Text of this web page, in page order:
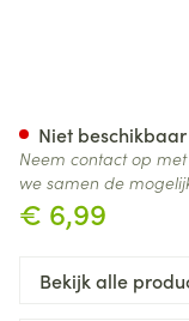
€ 6,99
Niet beschikbaar
Neem contact op
we samen de
Bekijk alle